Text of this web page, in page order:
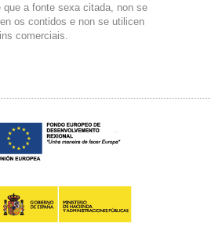
que a fonte sexa citada, non se
os contidos e non se utilicen
comerciais.